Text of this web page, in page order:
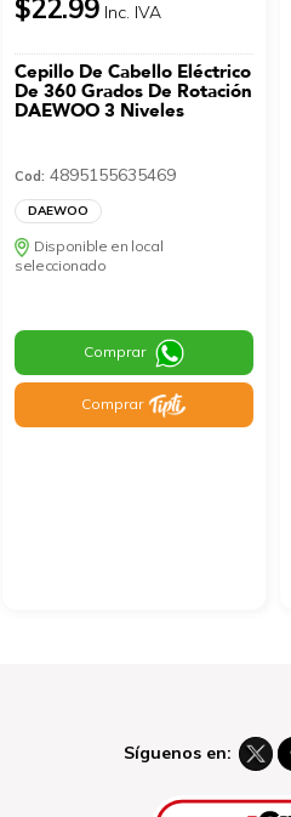
$22.99 Inc. IVA
Cepillo De Cabello Eléctrico
De 360 Grados De Rotación
DAEWOO 3 Niveles
Cod: 4895155635469
DAEWOO
Disponible en local
seleccionado
Comprar
Comprar
Síguenos en: